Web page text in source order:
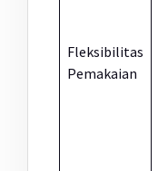
Fleksibilitas
Pemakaian